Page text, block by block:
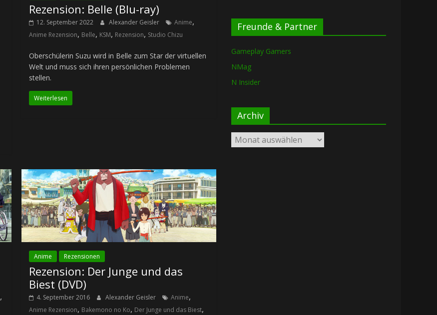
Rezension: Belle (Blu-ray)
12. September 2022 Alexander Geisler Anime,
Anime Rezension, Belle, KSM, Rezension, Studio Chizu
Oberschülerin Suzu wird in Belle zum Star der virtuellen
Welt und muss sich ihren persönlichen Problemen
stellen.
Weiterlesen
,
Anime Rezensionen
Rezension: Der Junge und das
Biest (DVD)
4. September 2016 Alexander Geisler Anime,
Anime Rezension, Bakemono no Ko, Der Junge und das Biest,
Freunde & Partner
Gameplay Gamers
NMag
N Insider
Archiv
Archiv